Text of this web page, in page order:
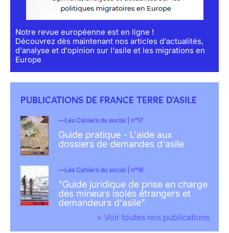
Notre revue européenne est en ligne !
Découvrez dès maintenant nos articles d'actualités,
d'analyse et d'opinion sur l'asile et les migrations en
Europe
PUBLICATIONS DE FRANCE TERRE D'ASILE
Les Cahiers du social | n°17
Guide pratique - L'aide aux
dossiers de demandes d'asile
Les Cahiers du social | n°16
"Guide juridique de prise en charge
des mineurs isolés étrangers et
demandeurs d'asile"
> Voir toutes nos publications